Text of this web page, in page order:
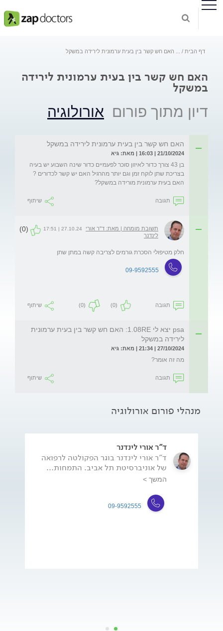
דף הבית האם חש קשר בין בעית ערמונית לירידה במשקל
האם חש קשר בין בעית ערמונית לירידה
במשקל
דיון מתוך פורום אורולוגיה
האם חש קשר בין בעית ערמונית לירידה במשקל
21/10/2024 | 16:03 | מאת: גיא
בן 43 צורך כדור לאיזון סוכר לפעמיים כדור שינה השבוע יש בעיה
בצריכת שתן לוקח זמן וגם יותר מהרגיל האם יש קשר לכדורים ?
האם בעית ערמונית מורידה במשקל?
תגובה שיתוף
תשובת מומחה | מאת: ד"ר אורי
לינדנר
27.10.24 | 17:51
(0)
חלק מטיפולי הסכרת גורמים לצריבה קשה במתן שתן
09-9592555
תגובה (0)
(0) שיתוף
psa יצא לי 1.08RE: האם חש קשר בין בעית ערמונית
לירידה במשקל
27/10/2024 | 21:34 | מאת: גיא
מה זה אומר?
תגובה שיתוף
מנהלי פורום אורולוגיה
ד"ר אורי לינדנר
ד"ר אורי לינדנר בוגר הפקולטה לרפואה
של אוניברסיטת תל אביב. התמחות...
המשך >
09-9592555